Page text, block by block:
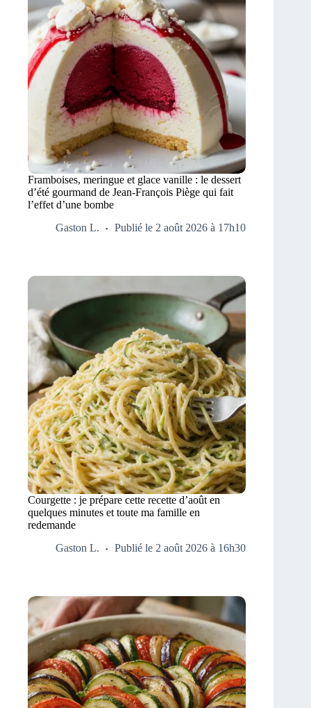
Framboises, meringue et glace vanille : le dessert
d’été gourmand de Jean-François Piège qui fait
l’effet d’une bombe
Gaston L.
Publié le 2 août 2026 à 17h10
Courgette : je prépare cette recette d’août en
quelques minutes et toute ma famille en
redemande
Gaston L.
Publié le 2 août 2026 à 16h30